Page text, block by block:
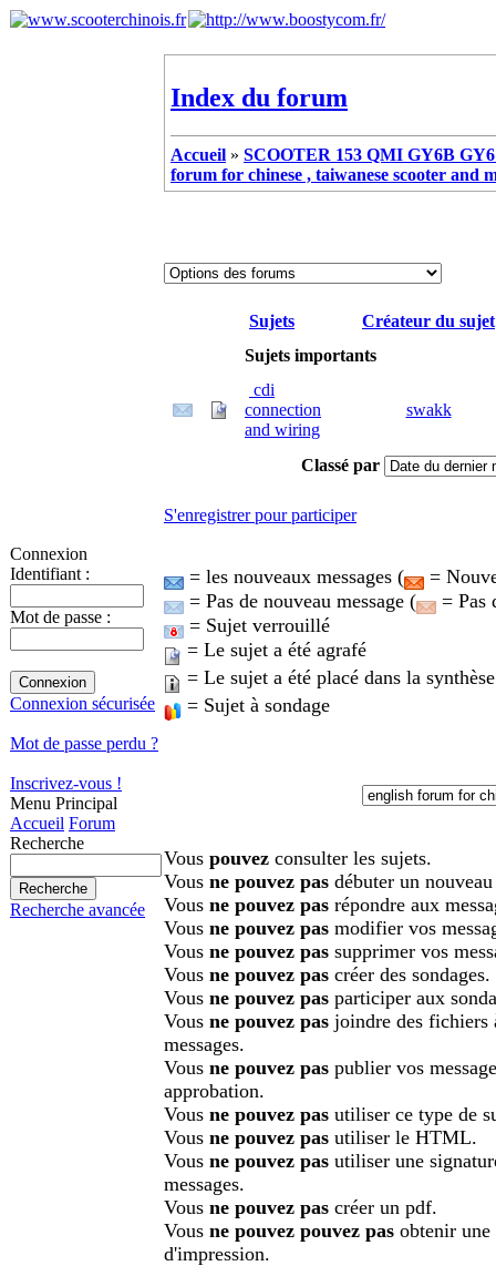
Connexion
Identifiant :
Mot de passe :
Connexion sécurisée
Mot de passe perdu ?
Inscrivez-vous !
Menu Principal
Accueil Forum
Recherche
Recherche avancée
Index du forum
Accueil » SCOOTER 153 QMI GY6B
forum for chinese , taiwanese scooter and
Sujets
Créateur du sujet
Sujets importants
cdi
connection
and wiring
swakk
Classé par
S'enregistrer pour participer
= les nouveaux messages (
=
= Pas de nouveau message (
= Pas
= Sujet verrouillé
= Le sujet a été agrafé
= Le sujet a été placé dans la
= Sujet à sondage
Vous pouvez consulter les sujets.
Vous ne pouvez pas débuter un
Vous ne pouvez pas répondre aux
Vous ne pouvez pas modifier vos
Vous ne pouvez pas supprimer vos
Vous ne pouvez pas créer des sondages.
Vous ne pouvez pas participer aux
Vous ne pouvez pas joindre des fichiers
messages.
Vous ne pouvez pas publier vos
approbation.
Vous ne pouvez pas utiliser ce type de
Vous ne pouvez pas utiliser le HTML.
Vous ne pouvez pas utiliser une
messages.
Vous ne pouvez pas créer un pdf.
Vous ne pouvez pouvez pas obtenir une
d'impression.